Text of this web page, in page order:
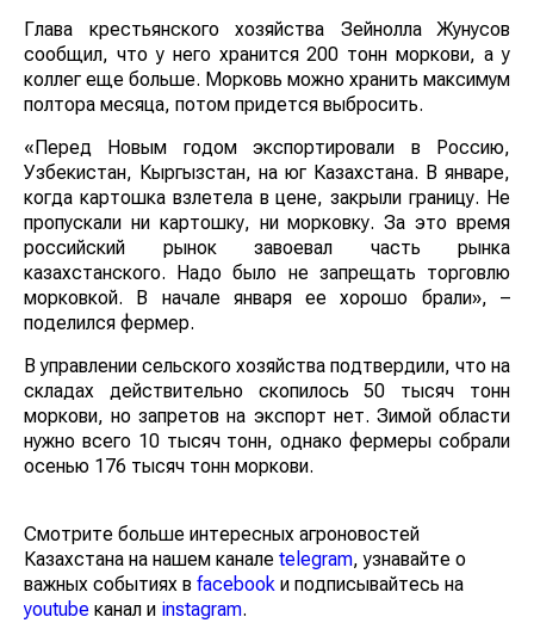
Глава крестьянского хозяйства Зейнолла Жунусов
сообщил, что у него хранится 200 тонн моркови, а у
коллег еще больше. Морковь можно хранить максимум
полтора месяца, потом придется выбросить.
«Перед Новым годом экспортировали в Россию,
Узбекистан, Кыргызстан, на юг Казахстана. В январе,
когда картошка взлетела в цене, закрыли границу. Не
пропускали ни картошку, ни морковку. За это время
российский рынок завоевал часть рынка
казахстанского. Надо было не запрещать торговлю
морковкой. В начале января ее хорошо брали», –
поделился фермер.
В управлении сельского хозяйства подтвердили, что на
складах действительно скопилось 50 тысяч тонн
моркови, но запретов на экспорт нет. Зимой области
нужно всего 10 тысяч тонн, однако фермеры собрали
осенью 176 тысяч тонн моркови.
Смотрите больше интересных агроновостей
Казахстана на нашем канале telegram, узнавайте о
важных событиях в facebook и подписывайтесь на
youtube канал и instagram.